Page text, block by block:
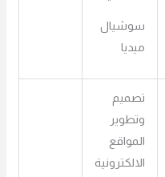
سوشيال
ميديا
تصميم
وتطوير
المواقع
الالكترونية